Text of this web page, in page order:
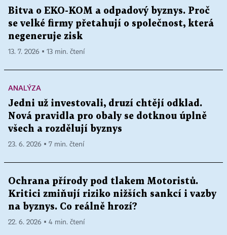
Bitva o EKO-KOM a odpadový byznys. Proč
se velké firmy přetahují o společnost, která
negeneruje zisk
13. 7. 2026 ▪ 13 min. čtení
ANALÝZA
Jedni už investovali, druzí chtějí odklad.
Nová pravidla pro obaly se dotknou úplně
všech a rozdělují byznys
23. 6. 2026 ▪ 7 min. čtení
Ochrana přírody pod tlakem Motoristů.
Kritici zmiňují riziko nižších sankcí i vazby
na byznys. Co reálně hrozí?
22. 6. 2026 ▪ 4 min. čtení